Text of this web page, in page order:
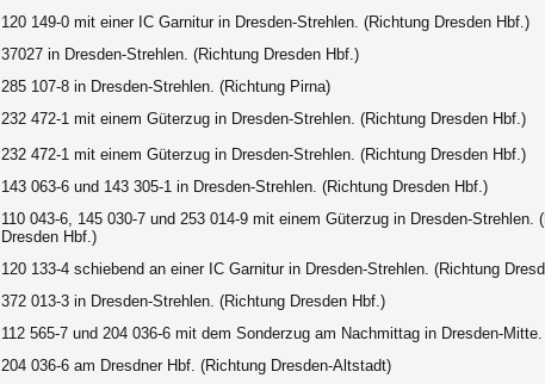
120 149-0 mit einer IC Garnitur in Dresden-Strehlen. (Richtung Dresden Hbf.)
37027 in Dresden-Strehlen. (Richtung Dresden Hbf.)
285 107-8 in Dresden-Strehlen. (Richtung Pirna)
232 472-1 mit einem Güterzug in Dresden-Strehlen. (Richtung Dresden Hbf.)
232 472-1 mit einem Güterzug in Dresden-Strehlen. (Richtung Dresden Hbf.)
143 063-6 und 143 305-1 in Dresden-Strehlen. (Richtung Dresden Hbf.)
110 043-6, 145 030-7 und 253 014-9 mit einem Güterzug in Dresden-Strehlen.
Dresden Hbf.)
120 133-4 schiebend an einer IC Garnitur in Dresden-Strehlen. (Richtung
372 013-3 in Dresden-Strehlen. (Richtung Dresden Hbf.)
112 565-7 und 204 036-6 mit dem Sonderzug am Nachmittag in Dresden-Mitte.
204 036-6 am Dresdner Hbf. (Richtung Dresden-Altstadt)